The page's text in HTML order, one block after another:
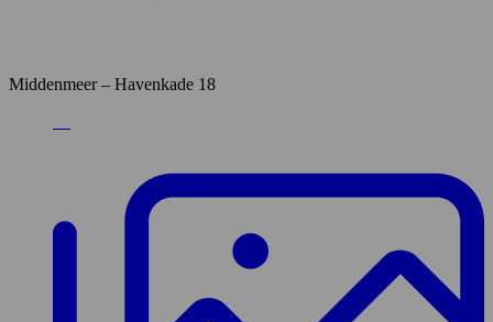
Middenmeer – Havenkade 18